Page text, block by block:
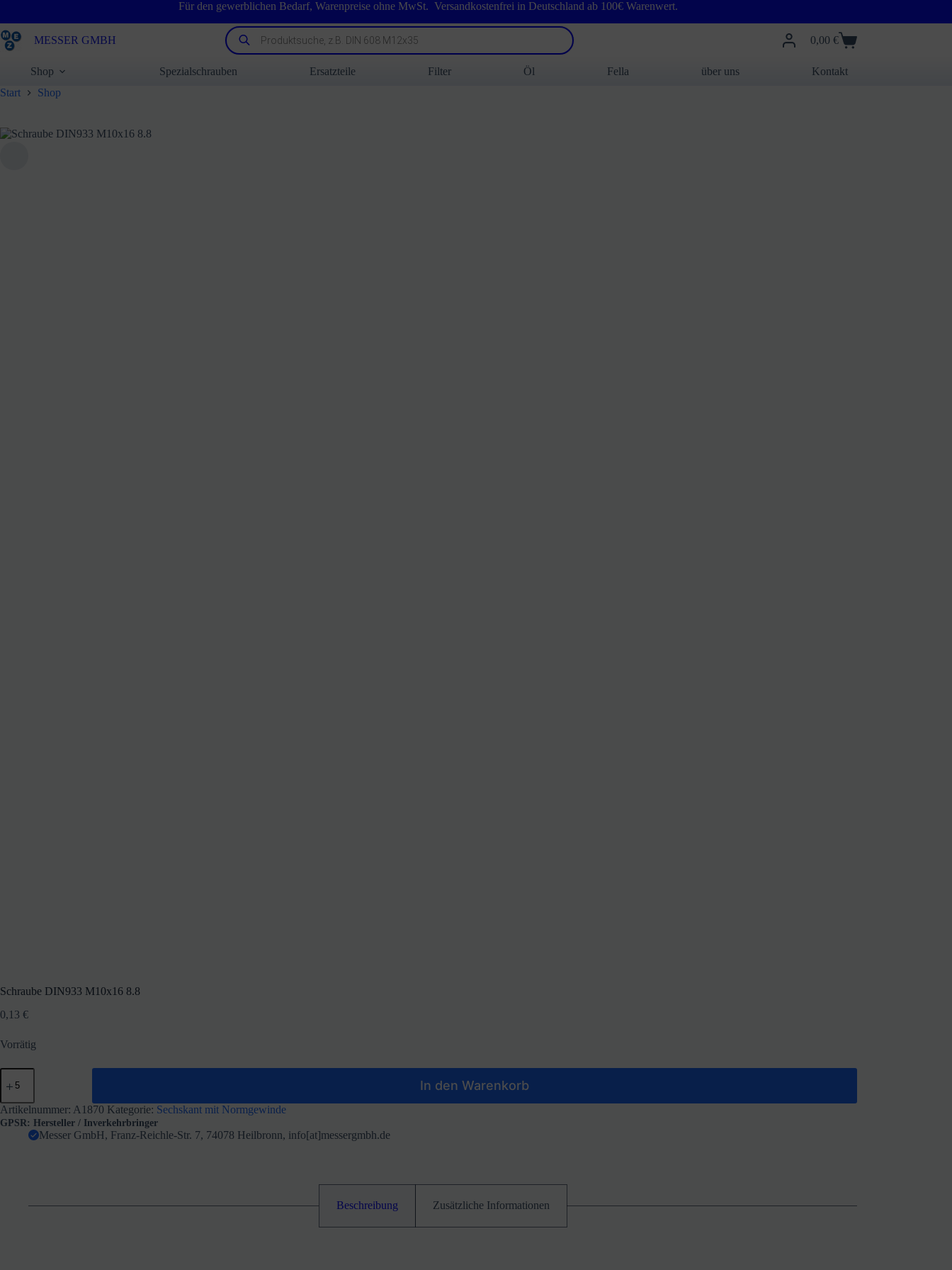
springen
Für den gewerblichen Bedarf, Warenpreise ohne MwSt. Versandkostenfrei in Deutschland ab 100€ Warenwert.
MESSER GMBH
Products
search
Warenkorb
0,00 €
Shop Spezialschrauben Ersatzteile Filter Öl Fella über uns
Kontakt
Start
Shop
Schraube DIN933 M10x16 8.8
0,13 €
Vorrätig
Schraube
DIN933
8.8
Menge
In den Warenkorb
Artikelnummer: A1870 Kategorie: Sechskant mit Normgewinde
GPSR: Hersteller / Inverkehrbringer
Messer GmbH, Franz-Reichle-Str. 7, 74078 Heilbronn, info[at]messergmbh.de
Beschreibung Zusätzliche Informationen